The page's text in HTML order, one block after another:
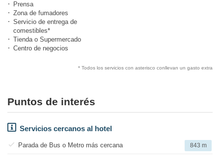
Prensa
Zona de fumadores
Servicio de entrega de
comestibles*
Tienda o Supermercado
Centro de negocios
* Todos los servicios con asterisco conllevan un gasto extra
Puntos de interés
Servicios cercanos al hotel
Parada de Bus o Metro más cercana 843 m